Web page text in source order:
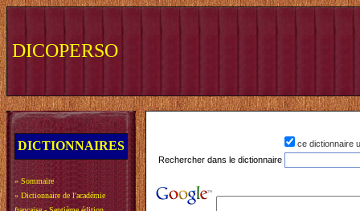
DICOPERSO
DICTIONNAIRES
» Sommaire
» Dictionnaire de l'académie
ce dictionnaire
Rechercher dans le dictionnaire